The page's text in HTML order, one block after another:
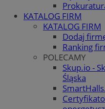
KATALOG FIRM
KATALOG FIRM
Dodaj
Ranking
POLECAMY
Skup.io -
Śląska